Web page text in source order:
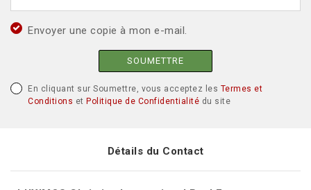
Envoyer une copie à mon e-mail.
SOUMETTRE
En cliquant sur Soumettre, vous acceptez les Termes et
Conditions et Politique de Confidentialité du site
Détails du Contact